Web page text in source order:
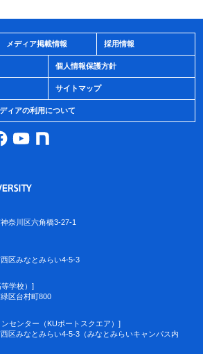
メディア掲載情報 採用情報
個人情報保護方針
サイトマップ
ィアの利用について
奈川区六角橋3-27-1
区みなとみらい4-5-3
等学校）]
区台村町800
センター（KUポートスクエア）]
区みなとみらい4-5-3（みなとみらいキャンパス内